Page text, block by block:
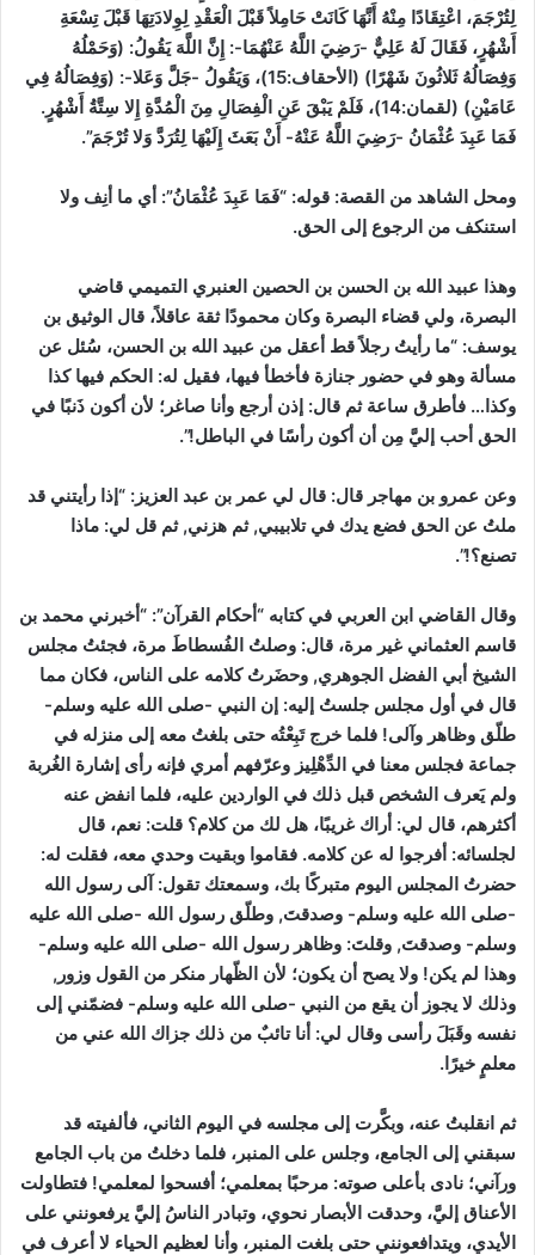
لِتُرْجَمَ، اعْتِقَادًا مِنْهُ أَنَّهَا كَانَتْ حَامِلاً قَبْلَ الْعَقْدِ لِوِلادَتِهَا قَبْلَ تِسْعَةِ
أَشْهُرٍ، فَقَالَ لَهُ عَلِيٌّ -رَضِيَ اللَّهُ عَنْهُمَا-: إِنَّ اللَّهَ يَقُولُ: (وَحَمْلُهُ
وَفِصَالُهُ ثَلاثُونَ شَهْرًا) (الأحقاف:15)
، وَيَقُولُ -جَلَّ وَعَلا-: (وَفِصَالُهُ فِي
عَامَيْنِ) (لقمان:14)
، فَلَمْ يَبْقَ عَنِ الْفِصَالِ مِنَ الْمُدَّةِ إِلا سِتَّةُ أَشْهُرٍ.
فَمَا عَبِدَ عُثْمَانُ -رَضِيَ اللَّهُ عَنْهُ- أَنْ بَعَثَ إِلَيْهَا لِتُرَدَّ وَلا تُرْجَمَ”.
ومحل الشاهد من القصة: قوله: “فَمَا عَبِدَ عُثْمَانُ”: أي ما أنِف ولا
استنكف من الرجوع إلى الحق.
وهذا عبيد الله بن الحسن بن الحصين العنبري التميمي قاضي
البصرة، ولي قضاء البصرة وكان محمودًا ثقة عاقلاً، قال الوثيق بن
يوسف: “ما رأيتُ رجلاً قط أعقل من عبيد الله بن الحسن، سُئل عن
مسألة وهو في حضور جنازة فأخطأ فيها، فقيل له: الحكم فيها كذا
وكذا… فأطرق ساعة ثم قال: إذن أرجع وأنا صاغر؛ لأن أكون ذَنبًا في
الحق أحب إليَّ مِن أن أكون رأسًا في الباطل!”.
وعن عمرو بن مهاجر قال: قال لي عمر بن عبد العزيز: “إذا رأيتني قد
ملتُ عن الحق فضع يدك في تلابيبي, ثم هزني, ثم قل لي: ماذا
تصنع؟!”.
وقال القاضي ابن العربي في كتابه “أحكام القرآن”: “أخبرني محمد بن
قاسم العثماني غير مرة، قال: وصلتُ الفُسطاطَ مرة، فجئتُ مجلس
الشيخ أبي الفضل الجوهري, وحضَرتُ كلامه على الناس، فكان مما
قال في أول مجلس جلستُ إليه: إن النبي -صلى الله عليه وسلم-
طلّق وظاهر وآلى! فلما خرج تَبِعْتُه حتى بلغتُ معه إلى منزله في
جماعة فجلس معنا في الدِّهْلِيز وعرّفهم أمري فإنه رأى إشارة الغُربة
ولم يَعرف الشخص قبل ذلك في الواردين عليه، فلما انفض عنه
أكثرهم، قال لي: أراك غريبًا، هل لك من كلام؟ قلت: نعم، قال
لجلسائه: أفرجوا له عن كلامه. فقاموا وبقيت وحدي معه، فقلت له:
حضرتُ المجلس اليوم متبركًا بك، وسمعتك تقول: آلى رسول الله
-صلى الله عليه وسلم- وصدقتَ, وطلّق رسول الله -صلى الله عليه
وسلم- وصدقتَ, وقلتَ: وظاهر رسول الله -صلى الله عليه وسلم-
وهذا لم يكن! ولا يصح أن يكون؛ لأن الظّهار منكر من القول وزور,
وذلك لا يجوز أن يقع من النبي -صلى الله عليه وسلم- فضمّني إلى
نفسه وقَبَلَ رأسى وقال لي: أنا تائبٌ من ذلك جزاك الله عني من
معلمٍ خيرًا.
ثم انقلبتُ عنه، وبكَّرت إلى مجلسه في اليوم الثاني، فألفيته قد
سبقني إلى الجامع، وجلس على المنبر، فلما دخلتُ من باب الجامع
ورآني؛ نادى بأعلى صوته: مرحبًا بمعلمي؛ أفسحوا لمعلمي! فتطاولت
الأعناق إليَّ، وحدقت الأبصار نحوي، وتبادر الناسُ إليَّ يرفعونني على
الأيدي، ويتدافعونني حتى بلغت المنبر، وأنا لعظيم الحياء لا أعرف في